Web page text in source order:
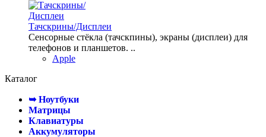
Тачскрины/Дисплеи
Сенсорные стёкла (тачскпины), экраны (дисплеи) для
телефонов и планшетов. ..
Apple
Каталог
➥ Ноутбуки
Матрицы
Клавиатуры
Аккумуляторы